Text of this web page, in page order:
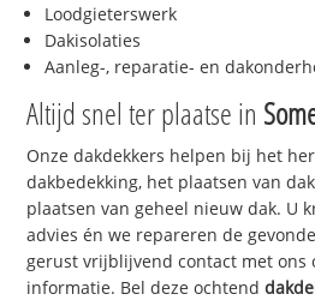
Loodgieterswerk
Dakisolaties
Aanleg-, reparatie- en
Altijd snel ter plaatse in
Onze dakdekkers helpen bij het
dakbedekking, het plaatsen van
plaatsen van geheel nieuw dak. U
advies én we repareren de
gerust vrijblijvend contact met ons
informatie. Bel deze ochtend